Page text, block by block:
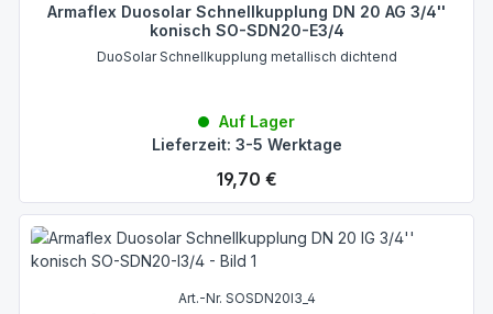
Armaflex Duosolar Schnellkupplung DN 20 AG 3/4''
konisch SO-SDN20-E3/4
DuoSolar Schnellkupplung metallisch dichtend
Auf Lager
Lieferzeit: 3-5 Werktage
Regulärer Preis:
19,70 €
Art.-Nr. SOSDN20I3_4